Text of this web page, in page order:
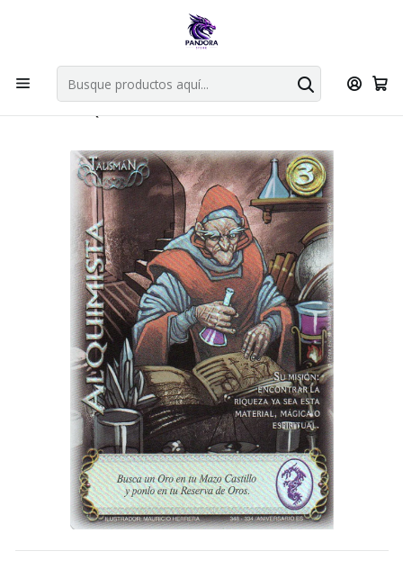
Por compras en cartas singles superiores a 49.990 el envio es
Explorar singles
Inicio Juegos de cartas TCG Mitos y Leyendas TCG
Singles Primer Bloque MYL